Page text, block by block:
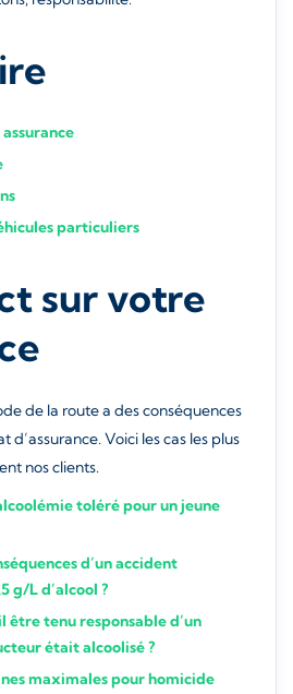
particuliers
sur votre
de la route a des conséquences
Voici les cas les plus
nos clients.
toléré pour un jeune
d’un accident
g/L d’alcool ?
être tenu responsable d’un
était alcoolisé ?
maximales pour homicide